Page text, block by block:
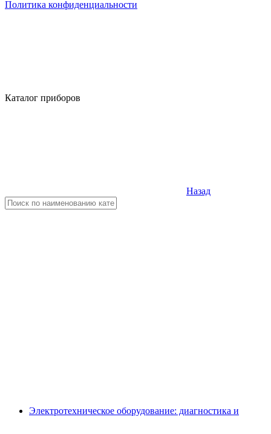
Политика конфиденциальности
Каталог приборов
Назад
Электротехническое оборудование: диагностика и